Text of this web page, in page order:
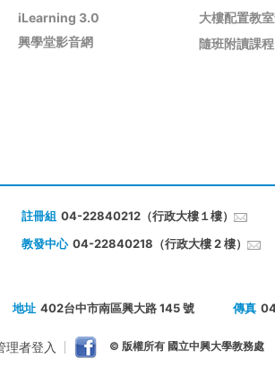
iLearning 3.0
興學堂影音網
大樓配置教
隨班附讀課程
註冊組 04-22840212（行政大樓１樓）
教發中心 04-22840218（行政大樓 2 樓）
地址 402台中市南區興大路 145 號 傳真
理者登入 © 版權所有 國立中興大學教務處